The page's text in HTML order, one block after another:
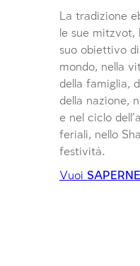
La tradizione
le sue mitzvot,
suo obiettivo di
mondo, nella
della famiglia,
della nazione,
e nel ciclo
feriali, nello
festività.
Vuoi SAPERNE